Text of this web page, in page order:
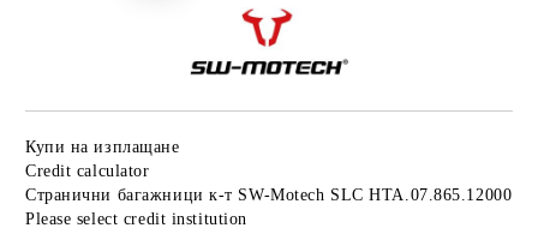
Купи на изплащане
Credit calculator
Странични багажници к-т SW-Motech SLC HTA.07.865.12000
Please select credit institution